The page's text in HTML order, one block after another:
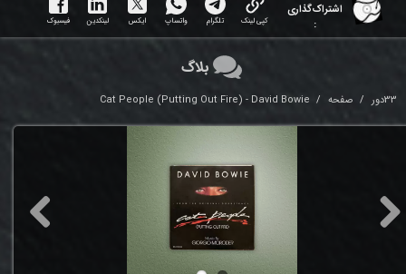
اشتراک‌گذاری
:
کپی لینک تلگرام واتساپ ایکس لینکدین فیسبوک
33دور صفحه Cat People (Putting Out Fire) - David Bowie
بلاگ